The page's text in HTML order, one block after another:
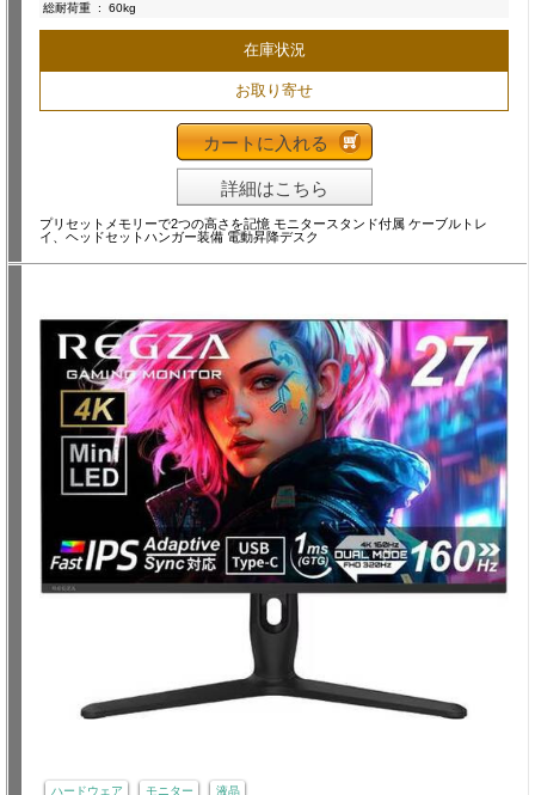
総耐荷重 : 60kg
在庫状況
お取り寄せ
カートに入れる
詳細はこちら
プリセットメモリーで2つの高さを記憶 モニタースタンド付属 ケーブルトレ
イ、ヘッドセットハンガー装備 電動昇降デスク
ハードウェア モニター 液晶